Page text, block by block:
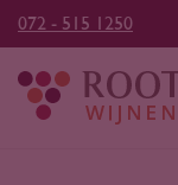
072 - 515 1250